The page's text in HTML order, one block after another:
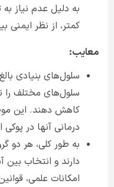
به دلیل عدم نیاز به
کمتر، از نظر ایمنی
معایب:
سلول‌های بنیادی
سلول‌های مختلف را
کاهش دهند. این
درمانی آنها در
به طور کلی، هر دو
دارند و انتخاب بین
امکانات علمی،